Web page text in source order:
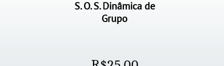
S. O. S. Dinâmica de
Grupo